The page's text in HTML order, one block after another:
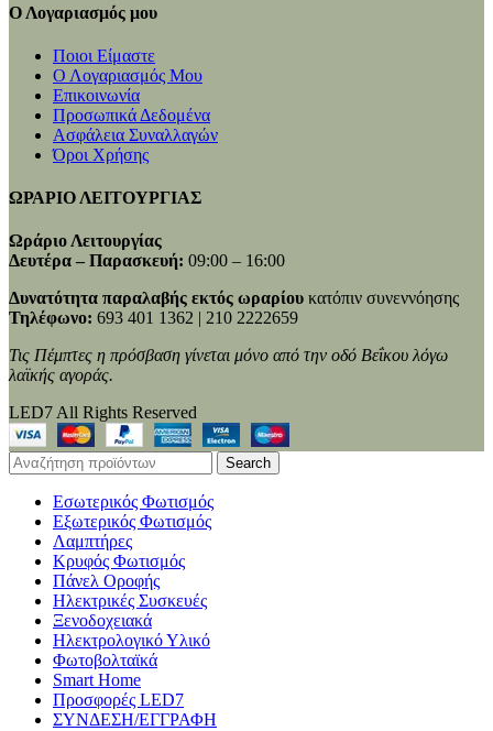
Ο Λογαριασμός μου
Ποιοι Είμαστε
Ο Λογαριασμός Μου
Επικοινωνία
Προσωπικά Δεδομένα
Ασφάλεια Συναλλαγών
Όροι Χρήσης
ΩΡΑΡΙΟ ΛΕΙΤΟΥΡΓΙΑΣ
Ωράριο Λειτουργίας
Δευτέρα – Παρασκευή: 09:00 – 16:00
Δυνατότητα παραλαβής εκτός ωραρίου κατόπιν συνεννόησης
Τηλέφωνο: 693 401 1362 | 210 2222659
Τις Πέμπτες η πρόσβαση γίνεται μόνο από την οδό Βεΐκου λόγω
λαϊκής αγοράς.
LED7 All Rights Reserved
Search
Εσωτερικός Φωτισμός
Εξωτερικός Φωτισμός
Λαμπτήρες
Κρυφός Φωτισμός
Πάνελ Οροφής
Ηλεκτρικές Συσκευές
Ξενοδοχειακά
Ηλεκτρολογικό Υλικό
Φωτοβολταϊκά
Smart Home
Προσφορές LED7
ΣΥΝΔΕΣΗ/ΕΓΓΡΑΦΗ